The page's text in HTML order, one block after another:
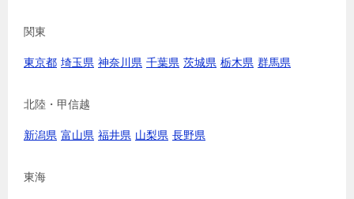
関東
東京都 埼玉県 神奈川県 千葉県 茨城県 栃木県 群馬県
北陸・甲信越
新潟県 富山県 福井県 山梨県 長野県
東海